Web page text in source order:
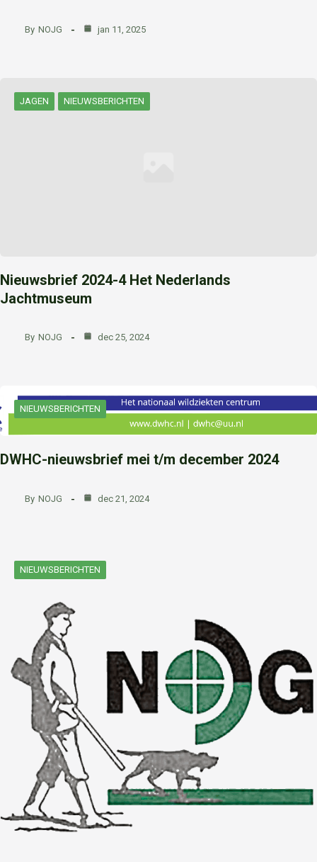
By NOJG jan 11, 2025
JAGEN NIEUWSBERICHTEN
Nieuwsbrief 2024-4 Het Nederlands
Jachtmuseum
By NOJG dec 25, 2024
NIEUWSBERICHTEN
DWHC-nieuwsbrief mei t/m december 2024
By NOJG dec 21, 2024
NIEUWSBERICHTEN